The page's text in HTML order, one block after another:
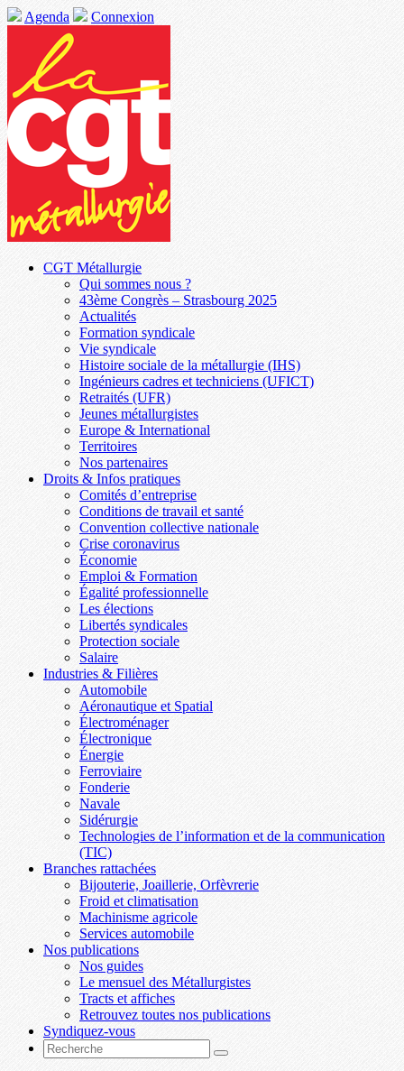
Agenda Connexion
CGT Métallurgie
Qui sommes nous ?
43ème Congrès – Strasbourg 2025
Actualités
Formation syndicale
Vie syndicale
Histoire sociale de la métallurgie (IHS)
Ingénieurs cadres et techniciens (UFICT)
Retraités (UFR)
Jeunes métallurgistes
Europe & International
Territoires
Nos partenaires
Droits & Infos pratiques
Comités d’entreprise
Conditions de travail et santé
Convention collective nationale
Crise coronavirus
Économie
Emploi & Formation
Égalité professionnelle
Les élections
Libertés syndicales
Protection sociale
Salaire
Industries & Filières
Automobile
Aéronautique et Spatial
Électroménager
Électronique
Énergie
Ferroviaire
Fonderie
Navale
Sidérurgie
Technologies de l’information et de la communication
(TIC)
Branches rattachées
Bijouterie, Joaillerie, Orfèvrerie
Froid et climatisation
Machinisme agricole
Services automobile
Nos publications
Nos guides
Le mensuel des Métallurgistes
Tracts et affiches
Retrouvez toutes nos publications
Syndiquez-vous